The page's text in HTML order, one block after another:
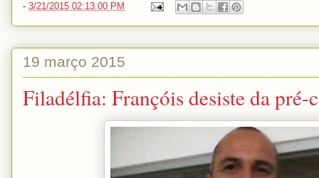
- 3/21/2015 02:13:00 PM
19 março 2015
Filadélfia: Françóis desiste da